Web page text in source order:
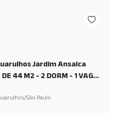
Jardim Ansalca
44 M2 - 2 DORM - 1 VAGA
São Paulo